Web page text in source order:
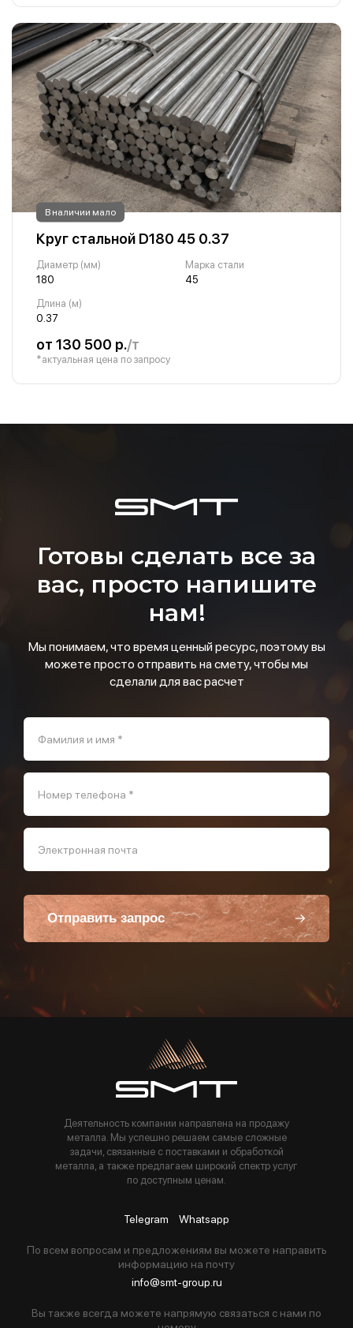
В наличии мало
Круг стальной D180 45 0.37
Диаметр (мм)
180
Марка стали
45
Длина (м)
0.37
от 130 500 р./т
*актуальная цена по запросу
Готовы сделать все за
вас, просто напишите
нам!
Мы понимаем, что время ценный ресурс, поэтому вы
можете просто отправить на смету, чтобы мы
сделали для вас расчет
Фамилия и имя *
Номер телефона *
Электронная почта
Отправить запрос
Пользуясь данной формой вы соглашаетесь с политикой компании
Деятельность компании направлена на продажу
металла. Мы успешно решаем самые сложные
задачи, связанные с поставками и обработкой
металла, а также предлагаем широкий спектр услуг
по доступным ценам.
Telegram Whatsapp
По всем вопросам и предложениям вы можете направить
информацию на почту
info@smt-group.ru
Вы также всегда можете напрямую связаться с нами по